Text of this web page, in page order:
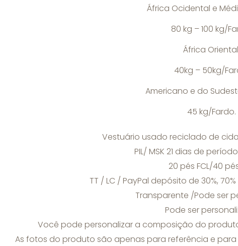
África Ocidental e
80 kg – 100 kg/
África
40kg – 50kg/
Americano e do
45 kg/Fardo.
Vestuário usado reciclado de
PIL/ MSK 21 dias de
20 pés FCL/40
TT / LC / PayPal depósito de 30%,
Transparente /Pode ser
Pode ser
Você pode personalizar a composição do
As fotos do produto são apenas para referência e